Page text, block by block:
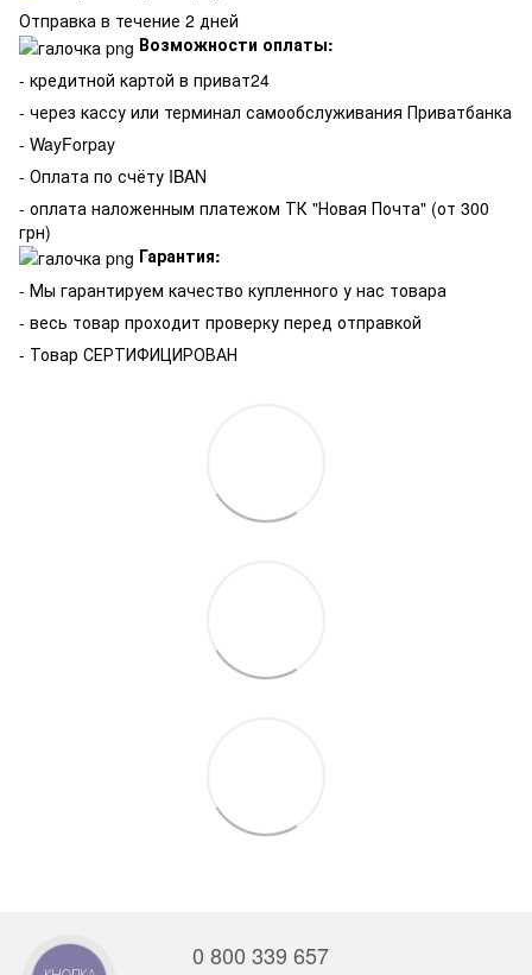
Отправка в течение 2 дней
Возможности оплаты:
- кредитной картой в приват24
- через кассу или терминал самообслуживания Приватбанка
- WayForpay
- Оплата по счёту IBAN
- оплата наложенным платежом ТК "Новая Почта" (от 300
грн)
Гарантия:
- Мы гарантируем качество купленного у нас товара
- весь товар проходит проверку перед отправкой
- Товар СЕРТИФИЦИРОВАН
0 800 339 657